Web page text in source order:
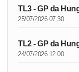
TL3 - GP da
25/07/2026 07:30
TL2 - GP da
24/07/2026 12:00